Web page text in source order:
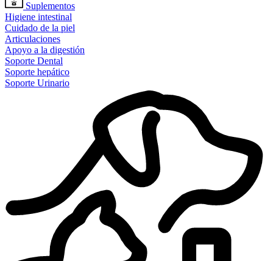
Suplementos
Higiene intestinal
Cuidado de la piel
Articulaciones
Apoyo a la digestión
Soporte Dental
Soporte hepático
Soporte Urinario